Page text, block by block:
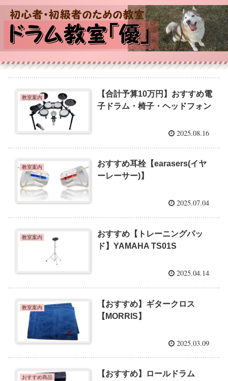
教室案内
【合計予算10万円】おすすめ電
子ドラム・椅子・ヘッドフォン
2025.08.16
教室案内
おすすめ耳栓【earasers(イヤ
ーレーサー)】
2025.07.04
教室案内
おすすめ【トレーニングパッ
ド】YAMAHA TS01S
2025.04.14
教室案内
【おすすめ】ギタークロス
【MORRIS】
2025.03.09
おすすめ商品
【おすすめ】ロールドラム